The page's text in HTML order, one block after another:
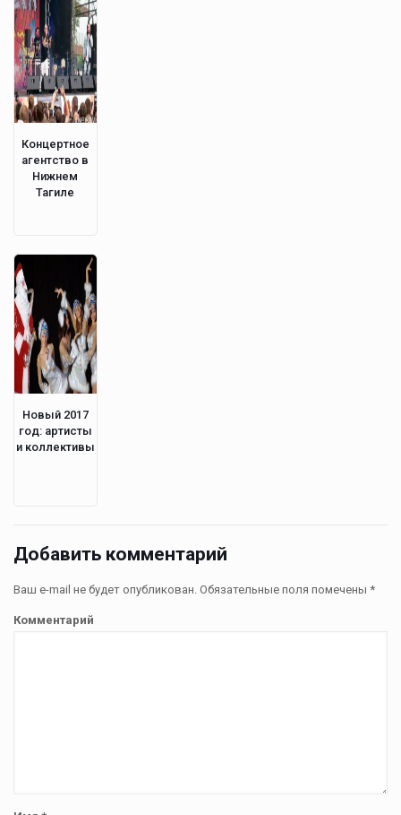
Концертное
агентство в
Нижнем
Тагиле
Новый 2017
год: артисты
и коллективы
Добавить комментарий
Ваш e-mail не будет опубликован. Обязательные поля помечены *
Комментарий